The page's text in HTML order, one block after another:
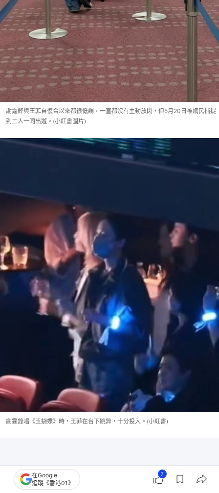
謝霆鋒與王菲自復合以來都很低調，一直都沒有主動放閃，但5月20日被網民捕捉
到二人一同出遊。(小紅書圖片)
謝霆鋒唱《玉蝴蝶》時，王菲在台下跳舞，十分投入。(小紅書)
在Google
追蹤《香港01》
7